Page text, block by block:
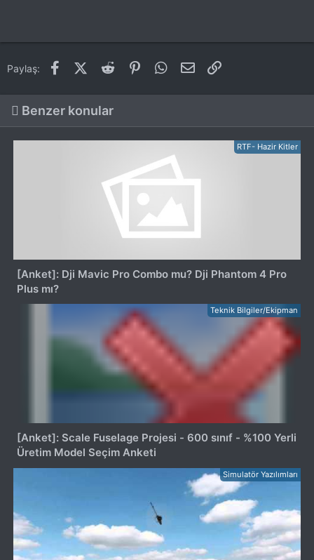
Paylaş: FacebookX (Twitter)
Reddit PinterestWhatsApp
E-posta
Benzer konular
RTF- Hazir Kitler
[Anket]: Dji Mavic Pro Combo mu? Dji Phantom 4 Pro
Plus mı?
Teknik Bilgiler/Ekipman
[Anket]: Scale Fuselage Projesi - 600 sınıf - %100 Yerli
Üretim Model Seçim Anketi
Simulatör Yazılımları